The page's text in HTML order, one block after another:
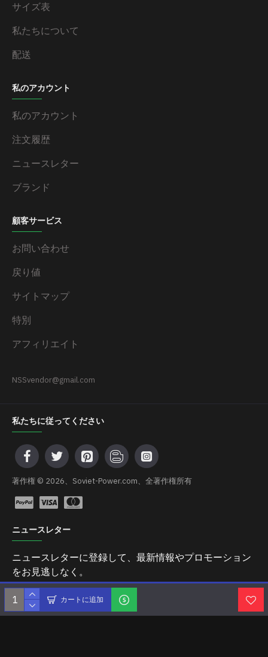
カートに追加
サイズ表
私たちについて
配送
私のアカウント
私のアカウント
注文履歴
ニュースレター
ブランド
顧客サービス
お問い合わせ
戻り値
サイトマップ
特別
アフィリエイト
NSSvendor@gmail.com
私たちに従ってください
著作権 © 2026、Soviet-Power.com、全著作権所有
ニュースレター
ニュースレターに登録して、最新情報やプロモーション
をお見逃しなく。
送信